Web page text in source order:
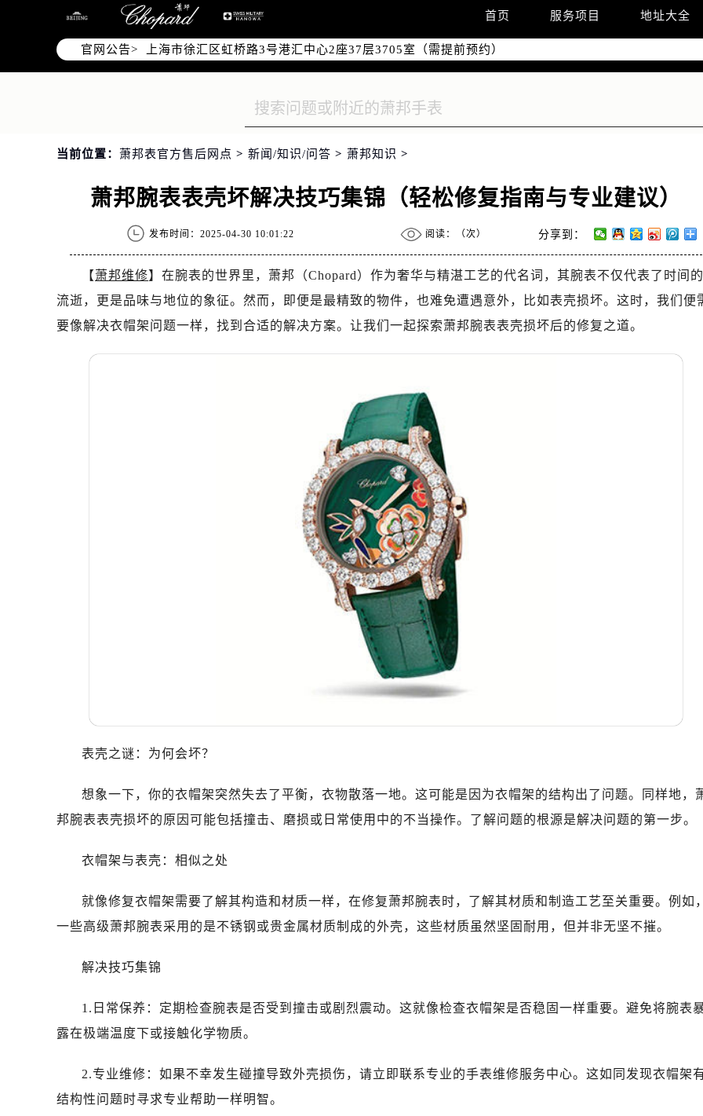
首页 服务项目 地址大全
官网公告>
北京市朝阳区建国门外大街甲6号华熙国际中心D座11层1102室（需提前预约）
天津市和平区赤峰道136号天津国际金融中心26层2603室（需提前预约）
上海市徐汇区虹桥路3号港汇中心2座37层3705室（需提前预约）
上海市黄浦区南京东路299号宏伊国际广场写字楼8层806室（需提前预约）
常州市新北区龙锦路1590号现代传媒中心5号楼10层1008室（需提前预约）
扬州市邗江区国展路29号星耀天地写字楼1号楼18层1803室（需提前预约）
泰州市海陵区永定东路399号置地商务中心东塔（华润万象城）17层1706室（需提前预约）
宁波市江北区大闸南路500号来福士广场办公楼20层2009室（需提前预约）
金华市金东区东市南街777号金华万达广场4号楼22楼2209室（需提前预约）
绍兴市越城区胜利东路379号世茂天际中心写字楼8层805室（需提前预约）
南昌市红谷滩新区红谷中大道998号绿地双子塔（中央广场）A1座办公楼14层14-07室（需提前预约
济南市历下区经十路11111号华润中心写字楼（万象城）15层1508室（需提前预约）
广州市越秀区环市东路371-375号世界贸易中心大厦南塔15层1507室（需提前预约）
深圳市罗湖区深南东路5001号华润大厦17层1701室（需提前预约）
惠州市惠城区江北文昌一路7号华贸大厦（华贸天地）1座30层30-05室（需提前预约）
厦门市思明区湖滨东路95号万象城华润大厦B座11层1104室（需提前预约）
福州市晋安区竹屿路6号东二环泰禾广场2号楼5层509室（需提前预约）
成都市锦江区人民东路6号SAC东原中心24层2406B室（需提前预约）
重庆市江北区观音桥步行街2号融恒时代广场9层902室（需提前预约）
长沙市芙蓉区建湘路393号世茂环球金融中心写字楼10层1013室（需提前预约）
郑州市二七区民主路10号华润大厦29层2905室（需提前预约）
太原市迎泽区迎泽街道解放路15号亨得利名表维修授权店3楼（需提前预约）
沈阳市沈河区中街路137号亨得利名表维修授权店1楼（需提前预约）
沈阳市沈河区中街路83号亨得利名表维修授权店1楼（需提前预约）
乌鲁木齐市天山区红山路26号时代广场（CCMALL）C座17层17-B（需提前预约）
温州市鹿城区锦绣路1067号置信广场10层1015室（需提前预约）
佛山市禅城区季华五路57号万科金融中心C座12层1205室（需提前预约）
无锡市梁溪区人民中路139号恒隆广场写字楼1座11层1104室（需提前预约）
南通市崇川区工农路57号圆融广场写字楼16层1603室（需提前预约）
武汉市江汉区解放大道686号世界贸易大厦38层09室（需提前预约）
合肥市蜀山区潜山路111号万象城华润大厦B座12楼03室（需提前预约）
泉州市丰泽区宝洲路729号浦西万达中心写字楼A座7楼709室（需提前预约）
烟台市芝罘区胜利路139号万达金融中心A座907室（需提前预约）
贵阳市南明区都司高架桥路33号亨特国际金融中心14楼14D（需提前预约）
昆明市盘龙区北京路928号同德昆明广场写字楼10层06室（需提前预约）
西安市碑林区南关正街88号华侨城长安国际中心E座6楼10室（需提前预约）
海口市龙华区金贸东路5号海口华润大厦B座17层1707室（需提前预约）
当前位置： 萧邦表官方售后网点 > 新闻/知识/问答 > 萧邦知识 >
萧邦腕表表壳坏解决技巧集锦（轻松修复指南与专业建议）
发布时间：2025-04-30 10:01:22 阅读：（次） 分享到：
【萧邦维修】在腕表的世界里，萧邦（Chopard）作为奢华与精湛工艺的代名词，其腕表不仅代表了时间的
流逝，更是品味与地位的象征。然而，即便是最精致的物件，也难免遭遇意外，比如表壳损坏。这时，我们便
要像解决衣帽架问题一样，找到合适的解决方案。让我们一起探索萧邦腕表表壳损坏后的修复之道。
表壳之谜：为何会坏？
想象一下，你的衣帽架突然失去了平衡，衣物散落一地。这可能是因为衣帽架的结构出了问题。同样地，
邦腕表表壳损坏的原因可能包括撞击、磨损或日常使用中的不当操作。了解问题的根源是解决问题的第一步。
衣帽架与表壳：相似之处
就像修复衣帽架需要了解其构造和材质一样，在修复萧邦腕表时，了解其材质和制造工艺至关重要。例如
一些高级萧邦腕表采用的是不锈钢或贵金属材质制成的外壳，这些材质虽然坚固耐用，但并非无坚不摧。
解决技巧集锦
1.日常保养：定期检查腕表是否受到撞击或剧烈震动。这就像检查衣帽架是否稳固一样重要。避免将腕表
露在极端温度下或接触化学物质。
2.专业维修：如果不幸发生碰撞导致外壳损伤，请立即联系专业的手表维修服务中心。这如同发现衣帽架
结构性问题时寻求专业帮助一样明智。